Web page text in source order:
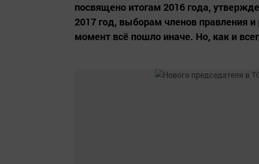
посвящено итогам 2016 года,
2017 год, выборам членов правления
момент всё пошло иначе. Но, как и